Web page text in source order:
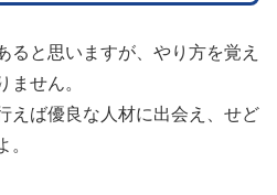
ると思いますが、やり方を覚え
ません。
えば優良な人材に出会え、せど
。